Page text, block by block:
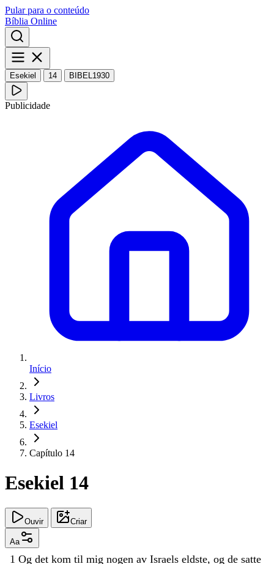
Pular para o conteúdo
Bíblia Online
Esekiel 14 BIBEL1930
Publicidade
Início
Livros
Esekiel
Capítulo 14
Esekiel 14
Ouvir Criar
Aa
1 Og det kom til mig nogen av Israels eldste, og de satte